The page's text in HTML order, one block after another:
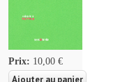
Prix: 10,00 €